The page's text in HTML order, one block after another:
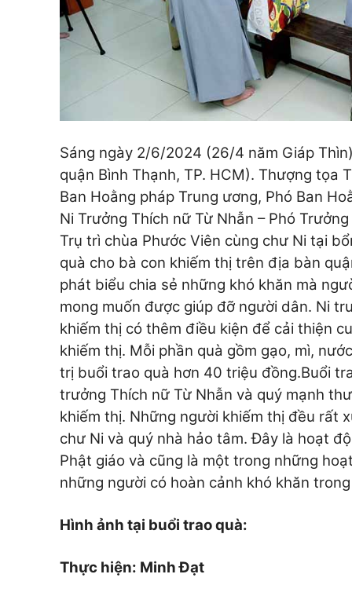
Sáng ngày 2/6/2024 (26/4 năm Giáp
quận Bình Thạnh, TP. HCM). Thượng tọa
Ban Hoằng pháp Trung ương, Phó Ban
Ni Trưởng Thích nữ Từ Nhẫn – Phó
Trụ trì chùa Phước Viên cùng chư Ni tại
quà cho bà con khiếm thị trên địa bàn
phát biểu chia sẻ những khó khăn mà
mong muốn được giúp đỡ người dân. Ni
khiếm thị có thêm điều kiện để cải thiện
khiếm thị. Mỗi phần quà gồm gạo, mì,
trị buổi trao quà hơn 40 triệu đồng.Buổi
trưởng Thích nữ Từ Nhẫn và quý mạnh
khiếm thị. Những người khiếm thị đều rất
chư Ni và quý nhà hảo tâm. Đây là hoạt
Phật giáo và cũng là một trong những
những người có hoàn cảnh khó khăn
Hình ảnh tại buổi trao quà:
Thực hiện: Minh Đạt